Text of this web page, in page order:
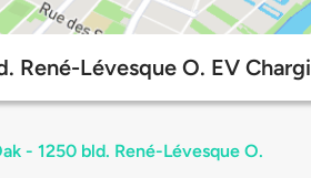
René-Lévesque O. EV
- 1250 bld. René-Lévesque O.